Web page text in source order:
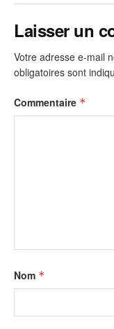
Laisser un
Votre adresse e-mail
obligatoires sont
Commentaire *
Nom *